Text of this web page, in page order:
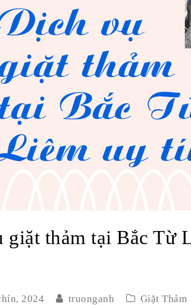
giặt thảm tại Bắc Từ
2024 truonganh Giặt Thảm